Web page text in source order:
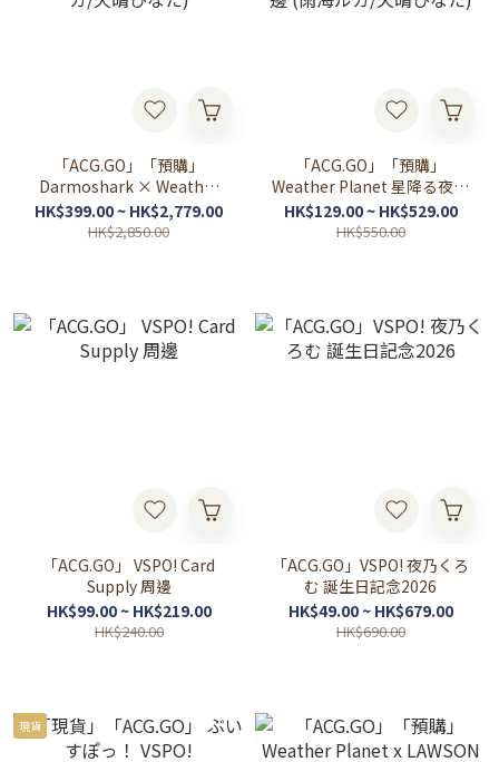
「ACG.GO」「預購」
Darmoshark × Weather
Planetコラボ周邊 (雨海ル
カ/天晴ひなた)
HK$399.00 ~ HK$2,779.00
HK$2,850.00
「ACG.GO」「預購」
Weather Planet 星降る夜に
in アニメイトフェア 通販周
邊 (雨海ルカ/天晴ひなた)
HK$129.00 ~ HK$529.00
HK$550.00
「ACG.GO」 VSPO! Card
Supply 周邊
HK$99.00 ~ HK$219.00
HK$240.00
「ACG.GO」VSPO! 夜乃くろ
む 誕生日記念2026
HK$49.00 ~ HK$679.00
HK$690.00
現貨